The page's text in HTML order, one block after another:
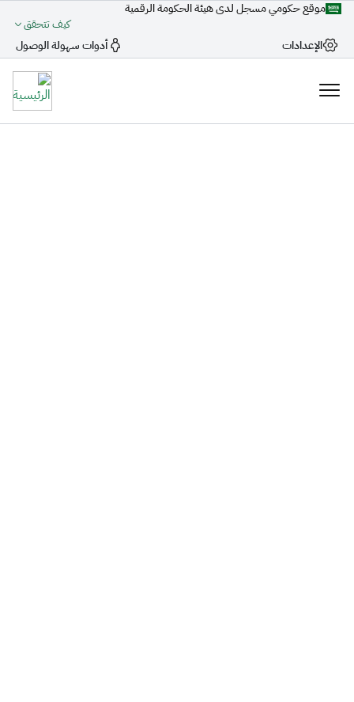
موقع حكومي مسجل لدى هيئة الحكومة الرقمية
كيف تتحقق
الإعدادات
أدوات سهولة الوصول